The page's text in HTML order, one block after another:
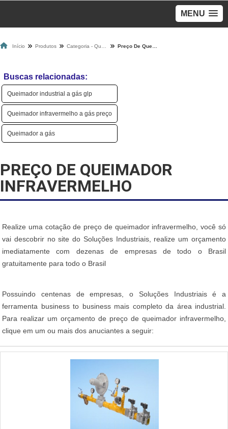
MENU
Início Produtos
Buscas relacionadas:
Queimador industrial a gás glp
Queimador infravermelho a gás preço
Queimador a gás
PREÇO DE QUEIMADOR
INFRAVERMELHO
Realize uma cotação de preço de queimador infravermelho, você só
vai descobrir no site do Soluções Industriais, realize um orçamento
imediatamente com dezenas de empresas de todo o Brasil
gratuitamente para todo o Brasil
Possuindo centenas de empresas, o Soluções Industriais é a
ferramenta business to business mais completo da área industrial.
Para realizar um orçamento de preço de queimador infravermelho,
clique em um ou mais dos anuciantes a seguir: